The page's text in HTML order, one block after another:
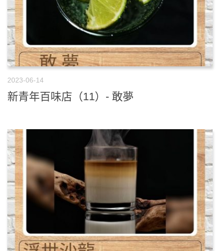
2023-06-14
新青年百味店（11）- 敢夢